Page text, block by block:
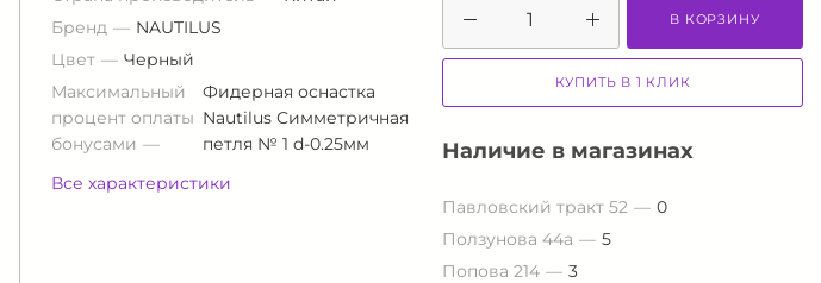
Бренд
NAUTILUS
Цвет
Черный
Максимальный
процент оплаты
бонусами
Фидерная оснастка
Nautilus Симметричная
петля № 1 d-0.25мм
Все характеристики
В КОРЗИНУ
КУПИТЬ В 1 КЛИК
Наличие в магазинах
Павловский тракт 52
0
Ползунова 44а
5
Попова 214
3